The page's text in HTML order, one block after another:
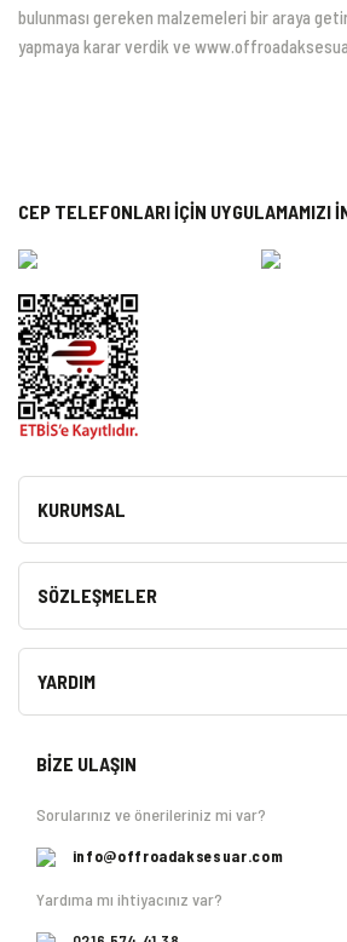
bulunması gereken malzemeleri bir araya
yapmaya karar verdik ve
CEP TELEFONLARI İÇİN UYGULAMAMIZI
KURUMSAL
SÖZLEŞMELER
YARDIM
BİZE ULAŞIN
Sorularınız ve önerileriniz mi var?
info@offroadaksesuar.com
Yardıma mı ihtiyacınız var?